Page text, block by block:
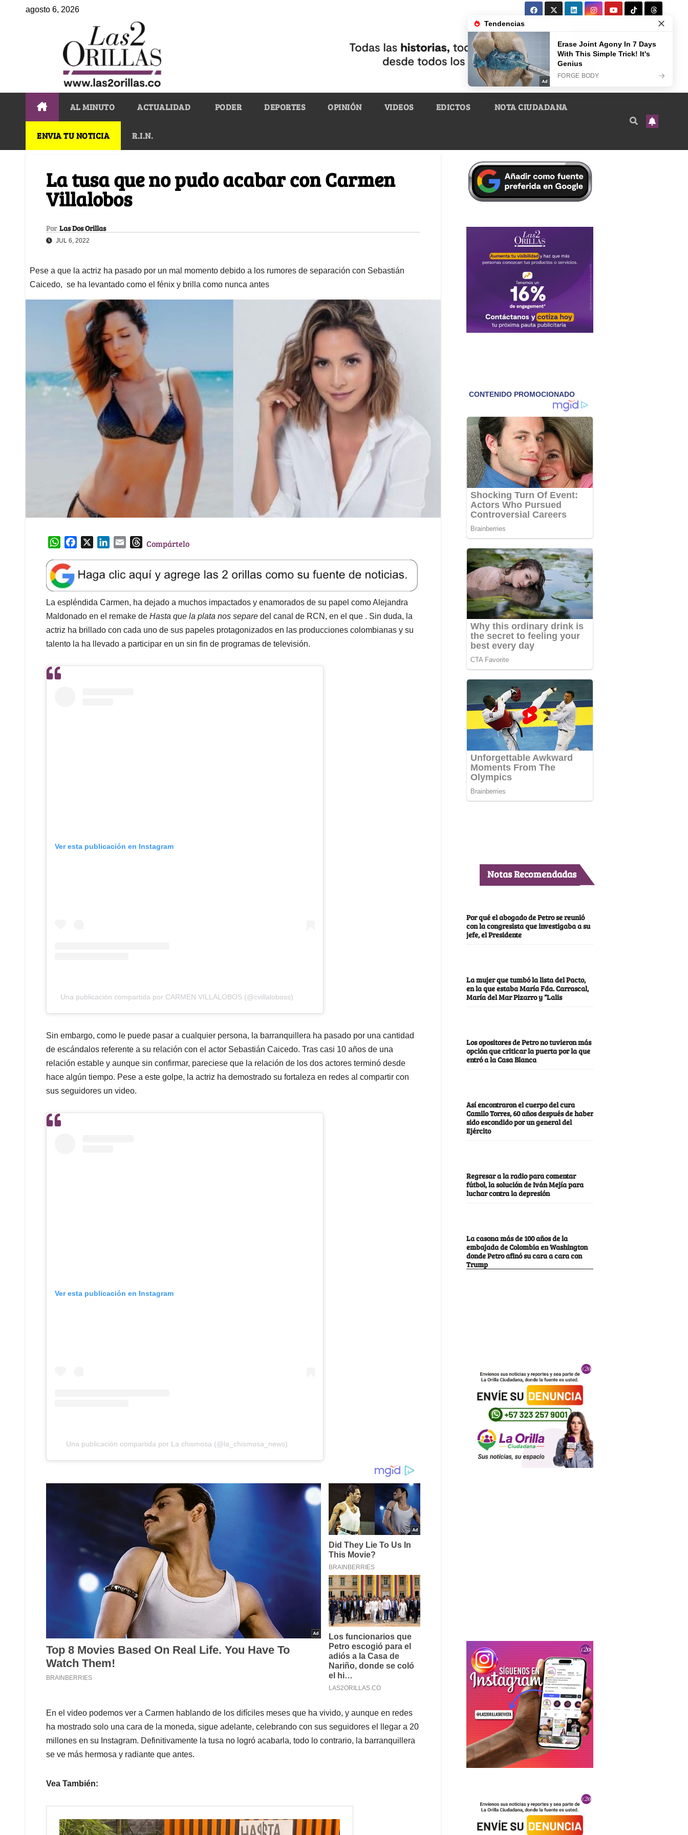
agosto 6, 2026
AL MINUTO ACTUALIDAD PODER DEPORTES OPINIÓN VIDEOS EDICTOS NOTA CIUDADANA
ENVIA TU NOTICIA R.I.N.
La tusa que no pudo acabar con Carmen
Villalobos
Por Las Dos Orillas
JUL 6, 2022
Pese a que la actriz ha pasado por un mal momento debido a los rumores de separación con Sebastián
Caicedo, se ha levantado como el fénix y brilla como nunca antes
W
a
t
s
A
p
p
e
b
o
o
k
k
e
d
I
n
l
T
e
a
d
s
Compártelo
La espléndida Carmen, ha dejado a muchos impactados y enamorados de su papel como Alejandra
Maldonado en el remake de Hasta que la plata nos separe del canal de RCN, en el que . Sin duda, la
actriz ha brillado con cada uno de sus papeles protagonizados en las producciones colombianas y su
talento la ha llevado a participar en un sin fin de programas de televisión.
Ver esta publicación en Instagram
Una publicación compartida por CARMEN VILLALOBOS (@cvillaloboss)
Sin embargo, como le puede pasar a cualquier persona, la barranquillera ha pasado por una cantidad
de escándalos referente a su relación con el actor Sebastián Caicedo. Tras casi 10 años de una
relación estable y aunque sin confirmar, pareciese que la relación de los dos actores terminó desde
hace algún tiempo. Pese a este golpe, la actriz ha demostrado su fortaleza en redes al compartir con
sus seguidores un video.
Ver esta publicación en Instagram
Una publicación compartida por La chismosa (@la_chismosa_news)
En el video podemos ver a Carmen hablando de los difíciles meses que ha vivido, y aunque en redes
ha mostrado solo una cara de la moneda, sigue adelante, celebrando con sus seguidores el llegar a 20
millones en su Instagram. Definitivamente la tusa no logró acabarla, todo lo contrario, la barranquillera
se ve más hermosa y radiante que antes.
Vea También:
Notas Recomendadas
Por qué el abogado de Petro se reunió
con la congresista que investigaba a su
jefe, el Presidente
La mujer que tumbó la lista del Pacto,
en la que estaba María Fda. Carrascal,
María del Mar Pizarro y “Lalis
Los opositores de Petro no tuvieron más
opción que criticar la puerta por la que
entró a la Casa Blanca
Así encontraron el cuerpo del cura
Camilo Torres, 60 años después de haber
sido escondido por un general del
Ejército
Regresar a la radio para comentar
fútbol, la solución de Iván Mejía para
luchar contra la depresión
La casona más de 100 años de la
embajada de Colombia en Washington
donde Petro afinó su cara a cara con
Trump